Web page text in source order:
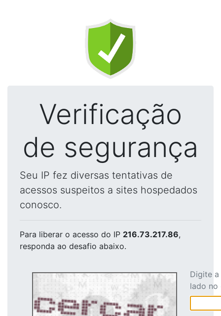
Verificação
de segurança
Seu IP fez diversas tentativas de
acessos suspeitos a sites hospedados
conosco.
Para liberar o acesso do IP 216.73.217.86,
responda ao desafio abaixo.
Digite
lado no